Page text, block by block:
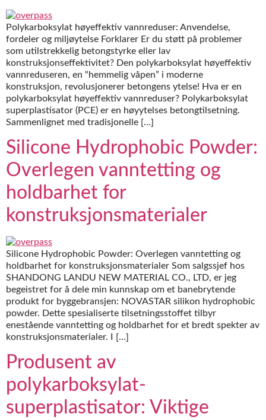
Polykarboksylat høyeffektiv vannreduser: Anvendelse,
fordeler og miljøytelse Forklarer Er du støtt på problemer
som utilstrekkelig betongstyrke eller lav
konstruksjonseffektivitet? Den polykarboksylat høyeffektiv
vannreduseren, en “hemmelig våpen” i moderne
konstruksjon, revolusjonerer betongens ytelse! Hva er en
polykarboksylat høyeffektiv vannreduser? Polykarboksylat
superplastisator (PCE) er en høyytelses betongtilsetning.
Sammenlignet med tradisjonelle […]
Silicone Hydrophobic Powder:
Overlegen vanntetting og
holdbarhet for
konstruksjonsmaterialer
Silicone Hydrophobic Powder: Overlegen vanntetting og
holdbarhet for konstruksjonsmaterialer Som salgssjef hos
SHANDONG LANDU NEW MATERIAL CO., LTD, er jeg
begeistret for å dele min kunnskap om et banebrytende
produkt for byggebransjen: NOVASTAR silikon hydrophobic
powder. Dette spesialiserte tilsetningsstoffet tilbyr
enestående vanntetting og holdbarhet for et bredt spekter av
konstruksjonsmaterialer. I […]
Produsent av
polykarboksylat-
superplastisator: Viktige